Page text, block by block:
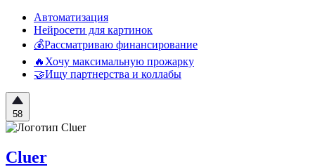
Автоматизация
Нейросети для картинок
💰Рассматриваю финансирование
🔥Хочу максимальную прожарку
🤝Ищу партнерства и коллабы
58
Cluer